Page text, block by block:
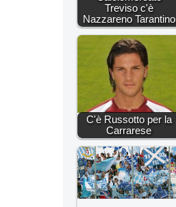
Treviso c'è
Nazzareno Tarantino
C'è Russotto per la
Carrarese